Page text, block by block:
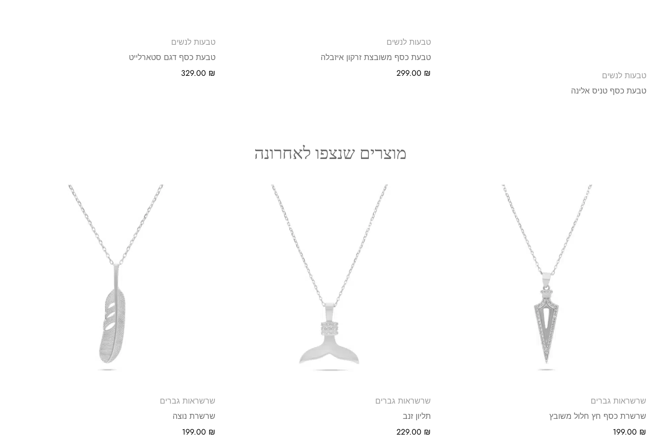
טבעות לנשים
טבעת כסף טניס אלינה
טבעות לנשים
טבעת כסף משובצת זרקון איזבלה
299.00 ₪
טבעות לנשים
טבעת כסף דגם סטארלייט
329.00 ₪
מוצרים שנצפו לאחרונה
שרשראות גברים
שרשרת כסף חץ חלול משובץ
199.00 ₪
שרשראות גברים
תליון זנב
229.00 ₪
שרשראות גברים
שרשרת נוצה
199.00 ₪